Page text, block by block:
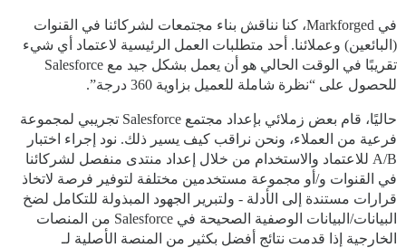
في Markforged، كنا نناقش بناء مجتمعات لشركائنا في القنوات
(البائعين) وعملائنا. أحد متطلبات العمل الرئيسية لاعتماد أي شيء
تقريبًا في الوقت الحالي هو أن يعمل بشكل جيد مع Salesforce
للحصول على “نظرة شاملة للعميل بزاوية 360 درجة”.
حاليًا، قام بعض زملائي بإعداد مجتمع Salesforce تجريبي لمجموعة
فرعية من العملاء، ونحن نراقب كيف يسير ذلك. نود إجراء اختبار
A/B للاعتماد والاستخدام من خلال إعداد منتدى منفصل لشركائنا
في القنوات و/أو مجموعة مستخدمين مختلفة لتوفير فرصة لاتخاذ
قرارات مستندة إلى الأدلة - ولتبرير الجهود المبذولة للتكامل لضخ
البيانات/البيانات الوصفية الصحيحة في Salesforce من المنصات
الخارجية إذا قدمت نتائج أفضل بكثير من المنصة الأصلية لـ